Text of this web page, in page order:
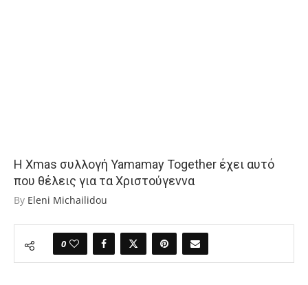
Η Xmas συλλογή Yamamay Together έχει αυτό
που θέλεις για τα Χριστούγεννα
By Eleni Michailidou
0